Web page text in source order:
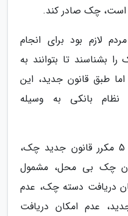
چک صادر کند.
لازم بود برای انجام
بشناسند تا بتوانند به
طبق قانون جدید، این
بانکی به وسیله
صادقی اعلام کرد: مطابق ماده 5 مکرر قانون جدید چک،
چک بی محل، مشمول
دریافت دسته چک، عدم
عدم امکان دریافت